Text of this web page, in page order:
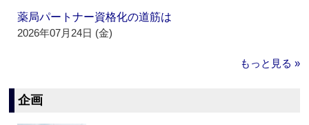
薬局パートナー資格化の道筋は
2026年07月24日 (金)
もっと見る »
企画